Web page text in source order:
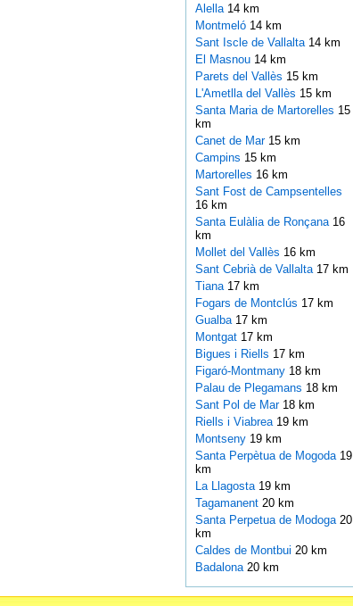
Alella 14 km
Montmeló 14 km
Sant Iscle de Vallalta 14 km
El Masnou 14 km
Parets del Vallès 15 km
L'Ametlla del Vallès 15 km
Santa Maria de Martorelles 15
km
Canet de Mar 15 km
Campins 15 km
Martorelles 16 km
Sant Fost de Campsentelles
16 km
Santa Eulàlia de Ronçana 16
km
Mollet del Vallès 16 km
Sant Cebrià de Vallalta 17 km
Tiana 17 km
Fogars de Montclús 17 km
Gualba 17 km
Montgat 17 km
Bigues i Riells 17 km
Figaró-Montmany 18 km
Palau de Plegamans 18 km
Sant Pol de Mar 18 km
Riells i Viabrea 19 km
Montseny 19 km
Santa Perpètua de Mogoda 19
km
La Llagosta 19 km
Tagamanent 20 km
Santa Perpetua de Modoga 20
km
Caldes de Montbui 20 km
Badalona 20 km